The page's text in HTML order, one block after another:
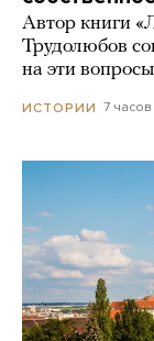
Автор книги
Трудолюбов
на эти вопросы
ИСТОРИИ 7